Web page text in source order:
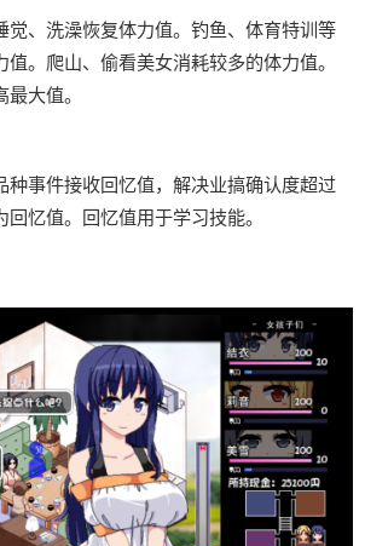
、洗澡恢复体力值。 钓鱼、体育特训等
。 爬山、偷看美女消耗较多的体力值。
大值。
种事件接收回忆值，解决业搞确认度超过
忆值。 回忆值用于学习技能。